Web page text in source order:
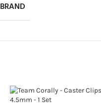
BRAND